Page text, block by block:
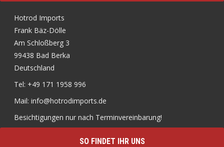
Hotrod Imports
Frank Bäz-Dölle
Am Schloßberg 3
99438 Bad Berka
Deutschland
Tel: +49 171 1958 996
Mail: info@hotrodimports.de
Besichtigungen nur nach Terminvereinbarung!
SO FINDET IHR UNS